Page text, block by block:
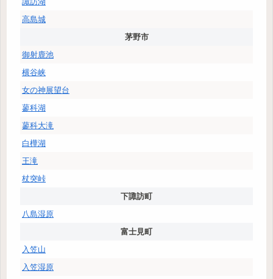
高島城
茅野市
御射鹿池
横谷峡
女の神展望台
蓼科湖
蓼科大滝
白樺湖
王滝
杖突峠
下諏訪町
八島湿原
富士見町
入笠山
入笠湿原